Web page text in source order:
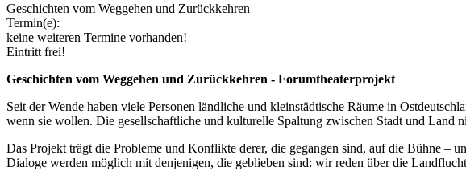
Geschichten vom Weggehen und Zurückkehren
Termin(e):
keine weiteren Termine vorhanden!
Eintritt frei!
Geschichten vom Weggehen und Zurückkehren - Forumtheaterprojekt
Seit der Wende haben viele Personen ländliche und kleinstädtische Räume in
wenn sie wollen. Die gesellschaftliche und kulturelle Spaltung zwischen Stadt und Land
Das Projekt trägt die Probleme und Konflikte derer, die gegangen sind, auf die Bühne –
Dialoge werden möglich mit denjenigen, die geblieben sind: wir reden über die